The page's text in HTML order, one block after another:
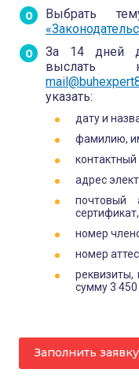
Выбрать
За 14 дней
выслать
указать:
дату и
фамилию,
адрес
почтовый
сертификат,
номер
номер
сумму 3 450
Заполнить